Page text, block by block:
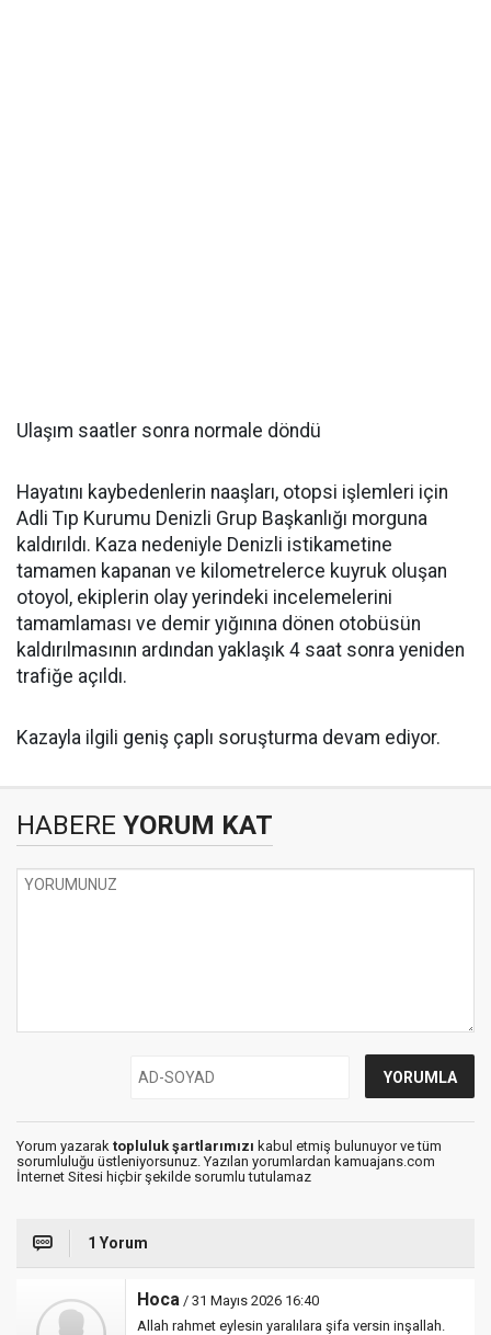
​Ulaşım saatler sonra normale döndü
​Hayatını kaybedenlerin naaşları, otopsi işlemleri için
Adli Tıp Kurumu Denizli Grup Başkanlığı morguna
kaldırıldı. Kaza nedeniyle Denizli istikametine
tamamen kapanan ve kilometrelerce kuyruk oluşan
otoyol, ekiplerin olay yerindeki incelemelerini
tamamlaması ve demir yığınına dönen otobüsün
kaldırılmasının ardından yaklaşık 4 saat sonra yeniden
trafiğe açıldı.
​Kazayla ilgili geniş çaplı soruşturma devam ediyor.
HABERE YORUM KAT
Yorum yazarak topluluk şartlarımızı kabul etmiş bulunuyor ve tüm
sorumluluğu üstleniyorsunuz. Yazılan yorumlardan kamuajans.com
İnternet Sitesi hiçbir şekilde sorumlu tutulamaz
1 Yorum
Hoca / 31 Mayıs 2026 16:40
Allah rahmet eylesin yaralılara şifa versin inşallah.